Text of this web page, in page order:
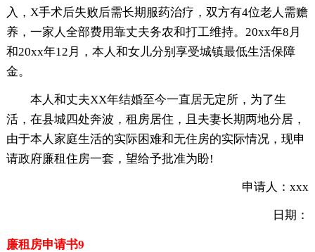
入，X手术后失败后需长期服药治疗，双方有4位老人需赡
养，一家人全部费用靠丈夫务农和打工维持。20xx年8月
和20xx年12月，本人和女儿分别享受城镇最低生活保障
金。
本人和丈夫XX年结婚至今一直居无定所，为了生
活，在县城四处奔波，租房居住，且夫妻长期两地分居，
由于本人家庭生活的实际困难和无住房的实际情况，现申
请政府廉租住房一套，望给予批准为盼!
申请人：xxx
日期：
廉租房申请书9